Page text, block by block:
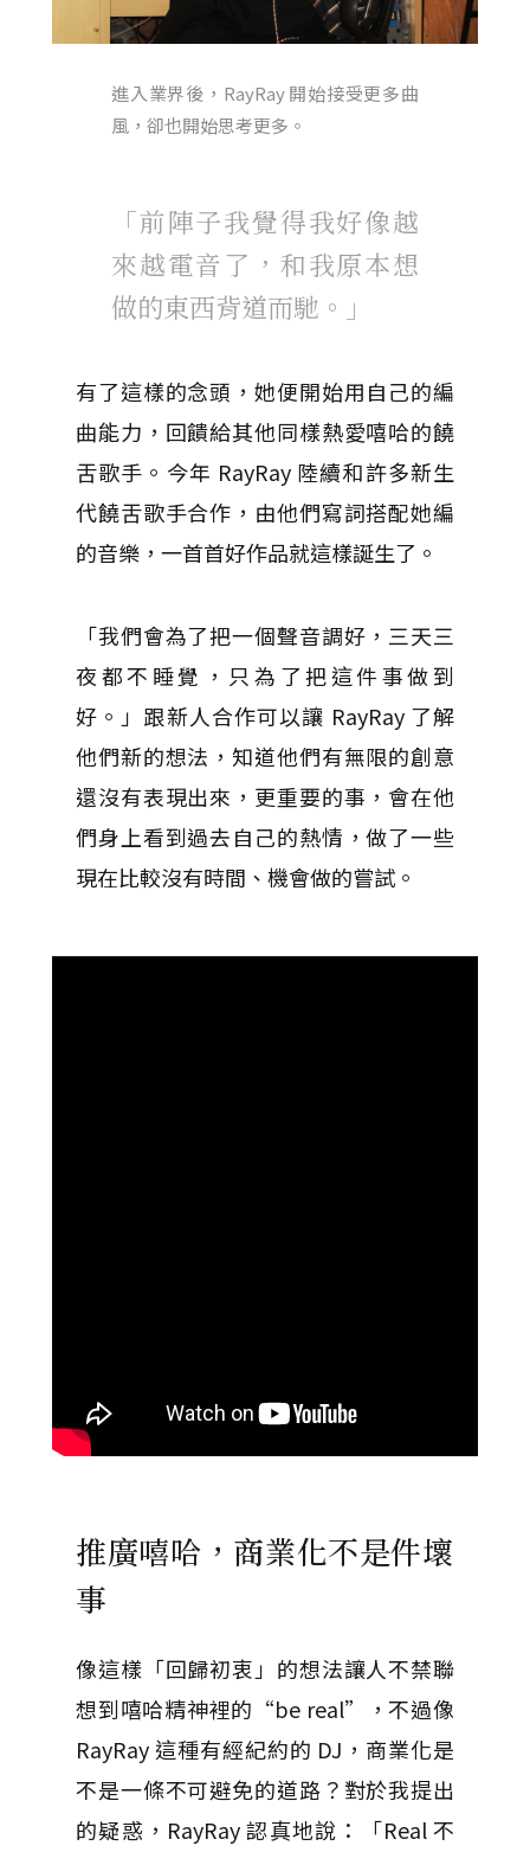
進入業界後，RayRay 開始接受更多曲
風，卻也開始思考更多。
「前陣子我覺得我好像越
來越電音了，和我原本想
做的東西背道而馳。」
有了這樣的念頭，她便開始用自己的編
曲能力，回饋給其他同樣熱愛嘻哈的饒
舌歌手。今年 RayRay 陸續和許多新生
代饒舌歌手合作，由他們寫詞搭配她編
的音樂，一首首好作品就這樣誕生了。
「我們會為了把一個聲音調好，三天三
夜都不睡覺，只為了把這件事做到
好。」跟新人合作可以讓 RayRay 了解
他們新的想法，知道他們有無限的創意
還沒有表現出來，更重要的事，會在他
們身上看到過去自己的熱情，做了一些
現在比較沒有時間、機會做的嘗試。
推廣嘻哈，商業化不是件壞
事
像這樣「回歸初衷」的想法讓人不禁聯
想到嘻哈精神裡的“be real”，不過像
RayRay 這種有經紀約的 DJ，商業化是
不是一條不可避免的道路？對於我提出
的疑惑，RayRay 認真地說：「Real 不